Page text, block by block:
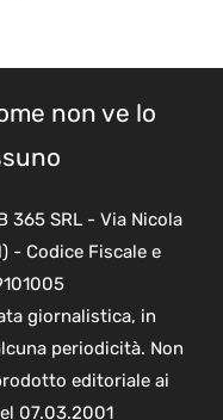
non ve lo
365 SRL - Via Nicola
- Codice Fiscale e
giornalistica, in
periodicità. Non
editoriale ai
07.03.2001